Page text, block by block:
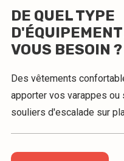
DE QUEL TYPE
VOUS BESOIN ?
Des vêtements
apporter vos varappes
souliers d'escalade sur